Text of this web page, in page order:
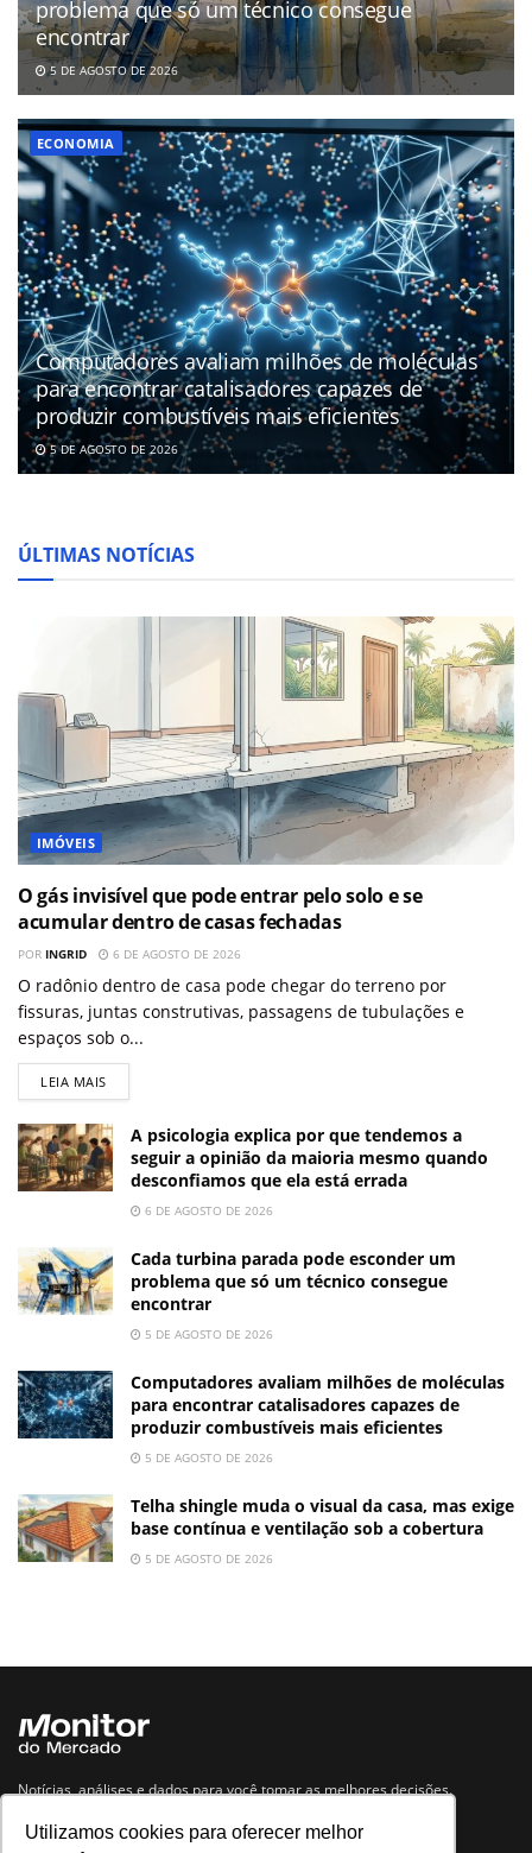
Utilizamos cookies para oferecer melhor
problema que só um técnico consegue
encontrar
5 DE AGOSTO DE 2026
ECONOMIA
Computadores avaliam milhões de moléculas
para encontrar catalisadores capazes de
produzir combustíveis mais eficientes
5 DE AGOSTO DE 2026
ÚLTIMAS NOTÍCIAS
IMÓVEIS
O gás invisível que pode entrar pelo solo e se
acumular dentro de casas fechadas
POR INGRID 6 DE AGOSTO DE 2026
O radônio dentro de casa pode chegar do terreno por
fissuras, juntas construtivas, passagens de tubulações e
espaços sob o...
LEIA MAIS
A psicologia explica por que tendemos a
seguir a opinião da maioria mesmo quando
desconfiamos que ela está errada
6 DE AGOSTO DE 2026
Cada turbina parada pode esconder um
problema que só um técnico consegue
encontrar
5 DE AGOSTO DE 2026
Computadores avaliam milhões de moléculas
para encontrar catalisadores capazes de
produzir combustíveis mais eficientes
5 DE AGOSTO DE 2026
Telha shingle muda o visual da casa, mas exige
base contínua e ventilação sob a cobertura
5 DE AGOSTO DE 2026
Notícias, análises e dados para você tomar as melhores decisões.
Navegue no site